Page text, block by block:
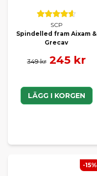
SCP
Spindelled fram Aixam &
Grecav
349 kr 245 kr
LÄGG I KORGEN
-15%